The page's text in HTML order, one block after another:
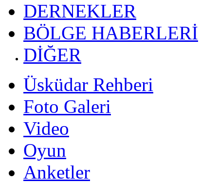
DERNEKLER
BÖLGE HABERLERİ
DİĞER
Üsküdar Rehberi
Foto Galeri
Video
Oyun
Anketler